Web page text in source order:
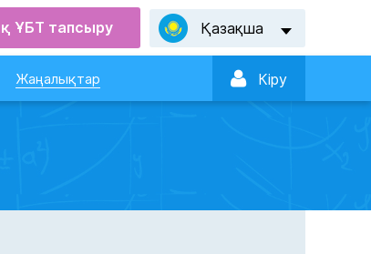
ҰБТ тапсыру Қазақша
Жаңалықтар  Кiру